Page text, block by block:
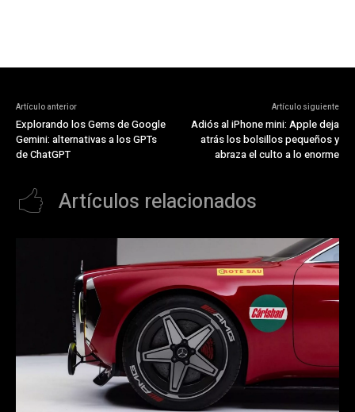
Artículo anterior
Explorando los Gems de Google
Gemini: alternativas a los GPTs
de ChatGPT
Artículo siguiente
Adiós al iPhone mini: Apple deja
atrás los bolsillos pequeños y
abraza el culto a lo enorme
Artículos relacionados